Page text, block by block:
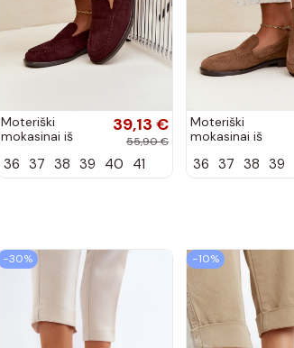
Moteriški
mokasinai iš
zomšos, bordo
39,13 €
55,90 €
36 37 38 39 40 41
Moteriški
mokasinai iš
zomšos, rudos
36 37 38 39
−30% −10%